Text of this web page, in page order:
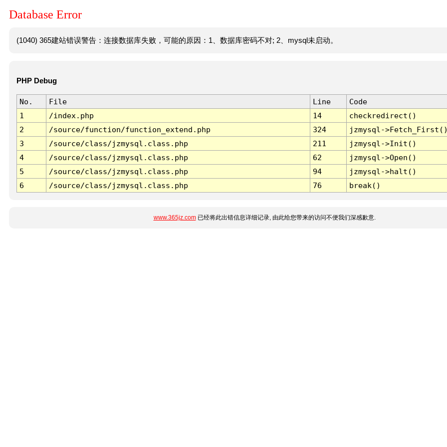
Database Error
(1040) 365建站错误警告：连接数据库失败，可能的原因：1、数据库密码不对; 2、mysql未启动。
PHP Debug
No. File Line
Code
1
/index.php 14
checkredirect()
2
/source/function/function_extend.php 324
jzmysql-
3
/source/class/jzmysql.class.php 211
jzmysql->Init()
4
/source/class/jzmysql.class.php 62
jzmysql->Open()
5
/source/class/jzmysql.class.php 94
jzmysql->halt()
6
/source/class/jzmysql.class.php 76 break()
www.365jz.com已经将此出错信息详细记录, 由此给您带来的访问不便我们深感歉意.